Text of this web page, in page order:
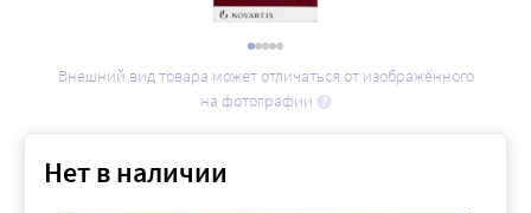
Внешний вид товара может отличаться от изображённого
на фотографии
Нет в наличии